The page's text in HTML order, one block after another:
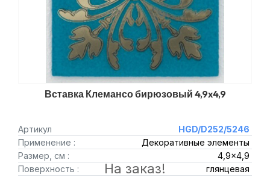
Вставка Клемансо бирюзовый 4,9x4,9
Артикул
HGD/D252/5246
Применение :
Декоративные элементы
Размер, см :
4,9x4,9
Поверхность :
глянцевая
На заказ!